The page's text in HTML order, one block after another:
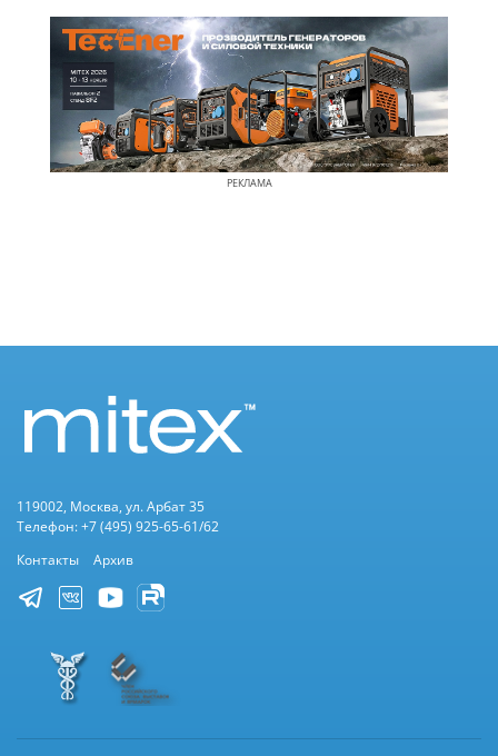
РЕКЛАМА
119002, Москва, ул. Арбат 35
Телефон: +7 (495) 925-65-61/62
Контакты
Архив